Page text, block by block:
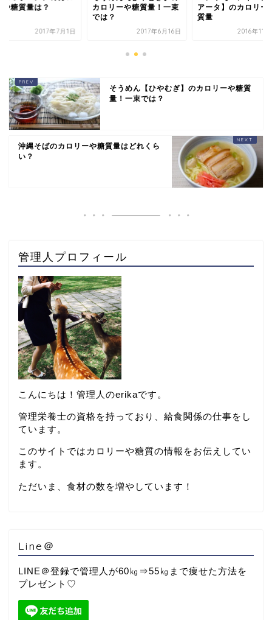
や糖質量は？
2017年7月1日
カロリーや糖質量！一束
では？
2017年6月16日
アータ】のカロリー
質量
2016年11
そうめん【ひやむぎ】のカロリーや糖質
量！一束では？
沖縄そばのカロリーや糖質量はどれくら
い？
管理人プロフィール
こんにちは！管理人のerikaです。
管理栄養士の資格を持っており、給食関係の仕事をし
ています。
このサイトではカロリーや糖質の情報をお伝えしてい
ます。
ただいま、食材の数を増やしています！
Line＠
LINE＠登録で管理人が60㎏⇒55㎏まで痩せた方法を
プレゼント♡